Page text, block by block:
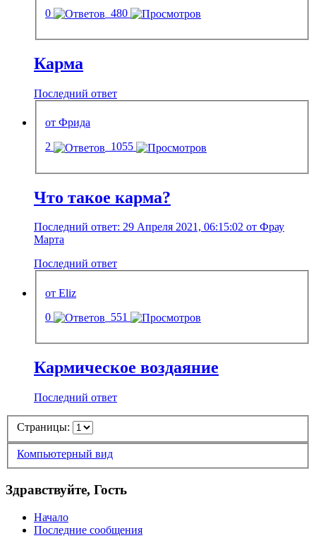
0
480
Карма
Последний ответ
от Фрида
2
1055
Что такое карма?
Последний ответ: 29 Апреля 2021, 06:15:02 от Фрау
Марта
Последний ответ
от Eliz
0
551
Кармическое воздаяние
Последний ответ
Страницы:
Компьютерный вид
Здравствуйте, Гость
Начало
Последние сообщения